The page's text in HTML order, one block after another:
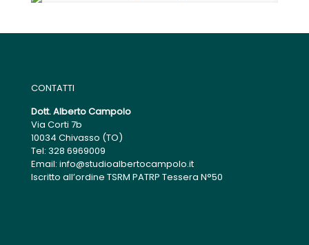
CONTATTI
Dott. Alberto Campolo
Via Corti 7b
10034 Chivasso (TO)
Tel: 328 6969009
Email: info@studioalbertocampolo.it
Iscritto all’ordine TSRM PATRP Tessera N°50